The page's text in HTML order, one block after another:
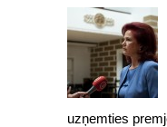
uzņemties